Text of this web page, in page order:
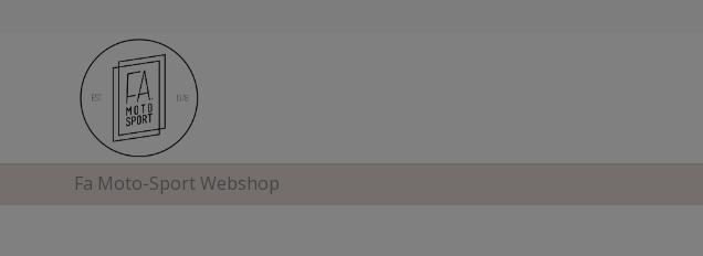
Fa Moto-Sport Webshop